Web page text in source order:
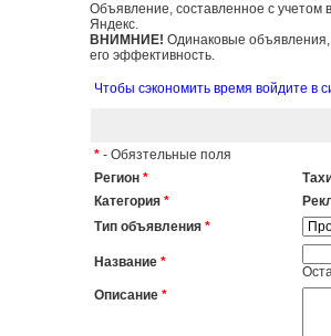
Объявление, составленное с учетом
Яндекс.
ВНИМНИЕ! Одинаковые объявления,
его эффективность.
Чтобы сэкономить время войдите в
*- Обязтельные поля
Регион *
Категория *
Тип объявления *
Название *
Описание *